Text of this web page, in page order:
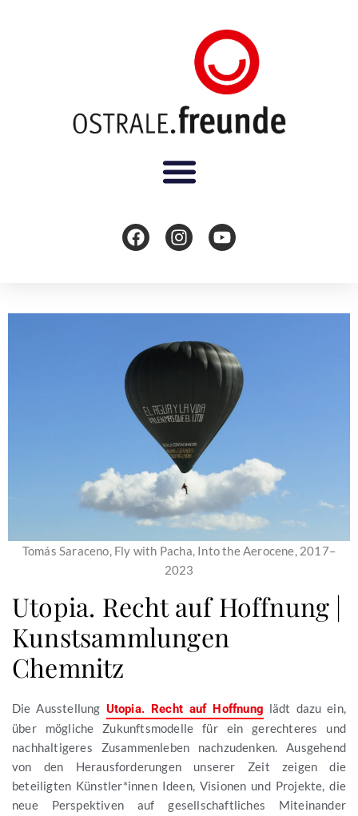
Tomás Saraceno, Fly with Pacha, Into the Aerocene, 2017–
2023
Utopia. Recht auf Hoffnung |
Kunstsammlungen
Chemnitz
Die Ausstellung Utopia. Recht auf Hoffnung lädt dazu ein,
über mögliche Zukunftsmodelle für ein gerechteres und
nachhaltigeres Zusammenleben nachzudenken. Ausgehend
von den Herausforderungen unserer Zeit zeigen die
beteiligten Künstler*innen Ideen, Visionen und Projekte, die
neue Perspektiven auf gesellschaftliches Miteinander